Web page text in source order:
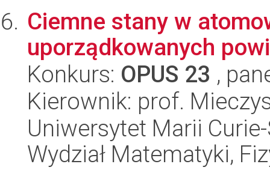
Ciemne stany w
uporządkowanych
Konkurs: OPUS 23 ,
Kierownik: prof.
Uniwersytet Marii
Wydział Matematyki,